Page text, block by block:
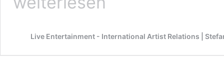
Live Entertainment - International Artist Relations |